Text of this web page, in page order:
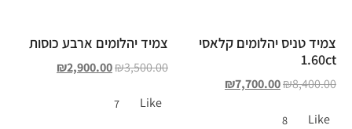
צמיד טניס יהלומים קלאסי
1.60ct
₪8,400.00
₪7,700.00
Like
8
צמיד יהלומים ארבע כוסות
₪3,500.00
₪2,900.00
Like
7